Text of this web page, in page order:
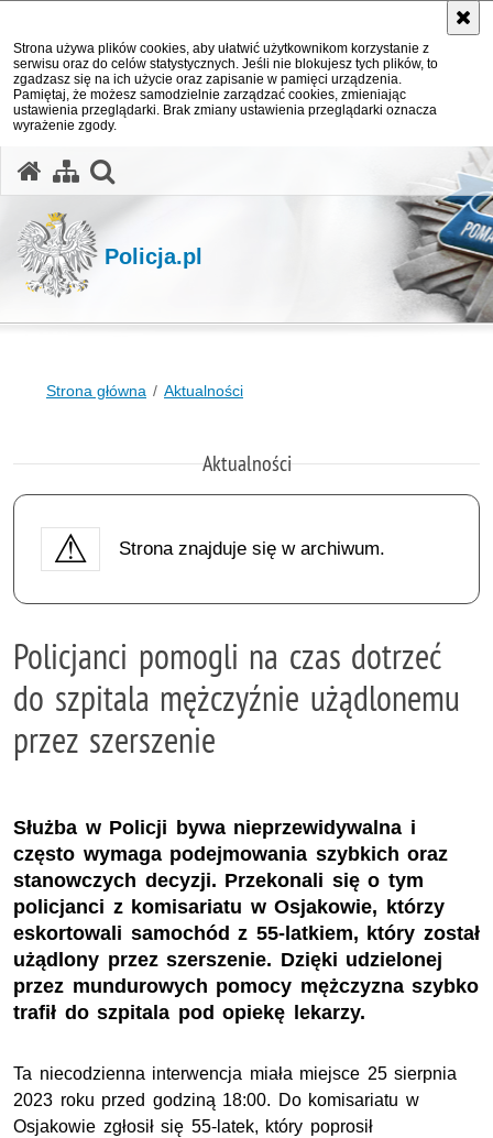
Strona używa plików cookies, aby ułatwić użytkownikom korzystanie z
serwisu oraz do celów statystycznych. Jeśli nie blokujesz tych plików, to
zgadzasz się na ich użycie oraz zapisanie w pamięci urządzenia.
Pamiętaj, że możesz samodzielnie zarządzać cookies, zmieniając
ustawienia przeglądarki. Brak zmiany ustawienia przeglądarki oznacza
wyrażenie zgody.
Policja.pl
Strona główna Aktualności
Aktualności
Strona znajduje się w archiwum.
Policjanci pomogli na czas dotrzeć
do szpitala mężczyźnie użądlonemu
przez szerszenie
Służba w Policji bywa nieprzewidywalna i
często wymaga podejmowania szybkich oraz
stanowczych decyzji. Przekonali się o tym
policjanci z komisariatu w Osjakowie, którzy
eskortowali samochód z 55-latkiem, który został
użądlony przez szerszenie. Dzięki udzielonej
przez mundurowych pomocy mężczyzna szybko
trafił do szpitala pod opiekę lekarzy.
Ta niecodzienna interwencja miała miejsce 25 sierpnia
2023 roku przed godziną 18:00. Do komisariatu w
Osjakowie zgłosił się 55-latek, który poprosił